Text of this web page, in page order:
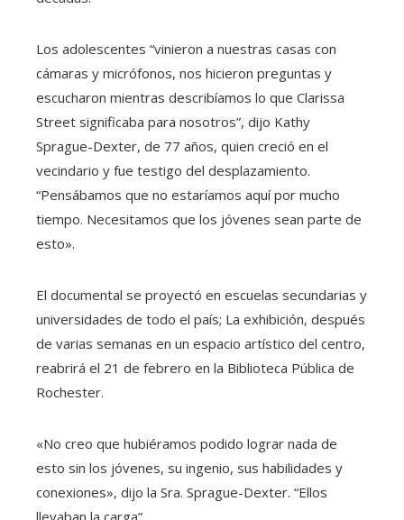
Los adolescentes “vinieron a nuestras casas con
cámaras y micrófonos, nos hicieron preguntas y
escucharon mientras describíamos lo que Clarissa
Street significaba para nosotros”, dijo Kathy
Sprague-Dexter, de 77 años, quien creció en el
vecindario y fue testigo del desplazamiento.
“Pensábamos que no estaríamos aquí por mucho
tiempo. Necesitamos que los jóvenes sean parte de
esto».
El documental se proyectó en escuelas secundarias y
universidades de todo el país; La exhibición, después
de varias semanas en un espacio artístico del centro,
reabrirá el 21 de febrero en la Biblioteca Pública de
Rochester.
«No creo que hubiéramos podido lograr nada de
esto sin los jóvenes, su ingenio, sus habilidades y
conexiones», dijo la Sra. Sprague-Dexter. “Ellos